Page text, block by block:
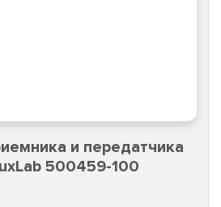
и передатчика
500459-100